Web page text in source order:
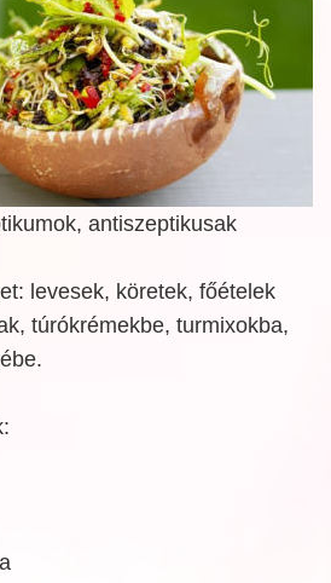
antiszeptikusak
levesek, köretek, főételek
túrókrémekbe, turmixokba,